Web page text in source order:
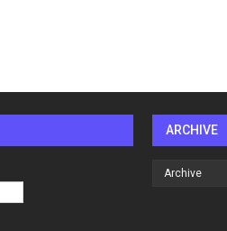
ARCHIVE